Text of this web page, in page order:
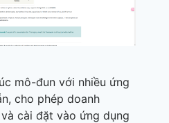
mô-đun với nhiều ứng
cho phép doanh
cài đặt vào ứng dụng